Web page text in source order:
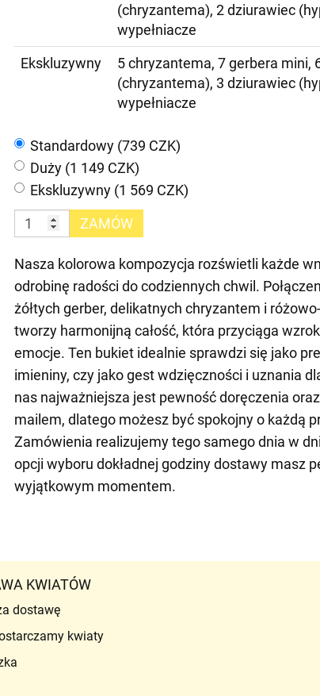
(chryzantema), 2 dziurawiec
wypełniacze
Ekskluzywny
5 chryzantema, 7 gerbera mini,
(chryzantema), 3 dziurawiec
wypełniacze
Standardowy (739 CZK)
Duży (1 149 CZK)
Ekskluzywny (1 569 CZK)
ZAMÓW
Nasza kolorowa kompozycja rozświetli każde
odrobinę radości do codziennych chwil.
żółtych gerber, delikatnych chryzantem i
tworzy harmonijną całość, która przyciąga
emocje. Ten bukiet idealnie sprawdzi się jako
imieniny, czy jako gest wdzięczności i uznania
nas najważniejsza jest pewność doręczenia
mailem, dlatego możesz być spokojny o każdą
Zamówienia realizujemy tego samego dnia w
opcji wyboru dokładnej godziny dostawy masz
wyjątkowym momentem.
KWIATÓW
dostawę
kwiaty